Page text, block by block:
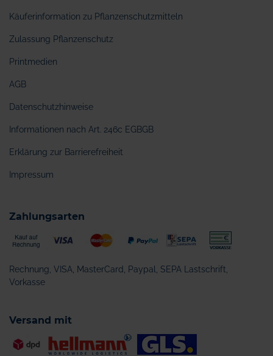
Käuferinformation zu Pflanzenschutzmitteln
Zulassung Pflanzenschutz
Printmedien
AGB
Datenschutzhinweise
Informationen nach Art. 246c EGBGB
Erklärung zur Barrierefreiheit
Impressum
Zahlungsarten
Rechnung, VISA, MasterCard, Paypal, SEPA Lastschrift,
Vorkasse
Versand mit